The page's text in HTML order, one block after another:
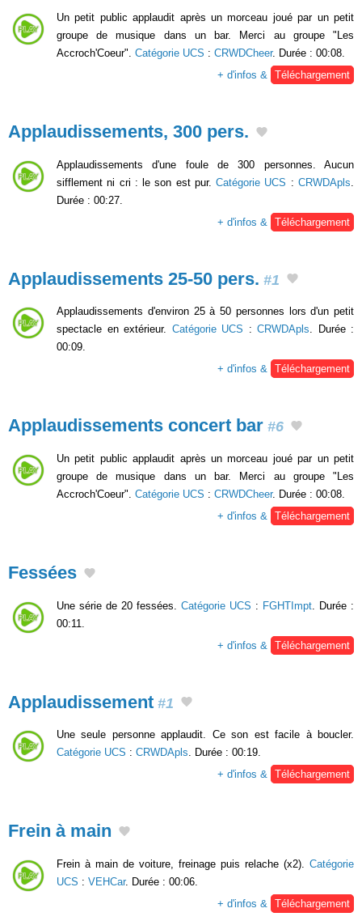
Un petit public applaudit après un morceau joué par un petit
groupe de musique dans un bar. Merci au groupe "Les
Accroch'Coeur". Catégorie UCS : CRWDCheer. Durée : 00:08.
+ d'infos &
Téléchargement
Applaudissements, 300 pers.
Applaudissements d'une foule de 300 personnes. Aucun
sifflement ni cri : le son est pur.Catégorie UCS :CRWDApls
Durée : 00:27.
+ d'infos &
Téléchargement
Applaudissements 25-50 pers. #1
Applaudissements d'environ 25 à 50 personnes lors d'un petit
spectacle en extérieur. Catégorie UCS : CRWDApls. Durée :
00:09.
+ d'infos & Téléchargement
Applaudissements concert bar #6
Un petit public applaudit après un morceau joué par un petit
groupe de musique dans un bar. Merci au groupe "Les
Accroch'Coeur". Catégorie UCS : CRWDCheer. Durée : 00:08.
+ d'infos &
Téléchargement
Fessées
Une série de 20 fessées. Catégorie UCS : FGHTImpt . Durée :
00:11.
+ d'infos &
Téléchargement
Applaudissement #1
Une seule personne applaudit. Ce son est facile à boucler.
Catégorie UCS : CRWDApls. Durée : 00:19.
+ d'infos & Téléchargement
Frein à main
Frein à main de voiture, freinage puis relache (x2). Catégorie
UCS : VEHCar. Durée : 00:06.
+ d'infos &
Téléchargement